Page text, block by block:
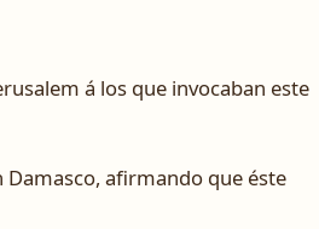
á los que invocaban este
Damasco, afirmando que éste